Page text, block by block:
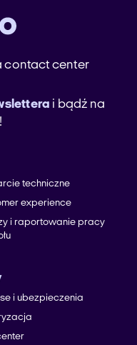
contact center
i bądź na
techniczne
experience
i raportowanie pracy
i ubezpieczenia